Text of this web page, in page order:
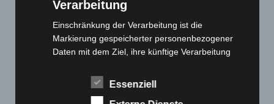
Kontakt
Reklamation einreichen
Über uns
Produktpalette
Verarbeitung
Einschränkung der Verarbeitung ist die
Markierung gespeicherter personenbezogener
Daten mit dem Ziel, ihre künftige Verarbeitung
e) ProfilingEssenziell